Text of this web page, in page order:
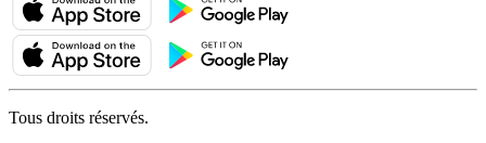
Tous droits réservés.